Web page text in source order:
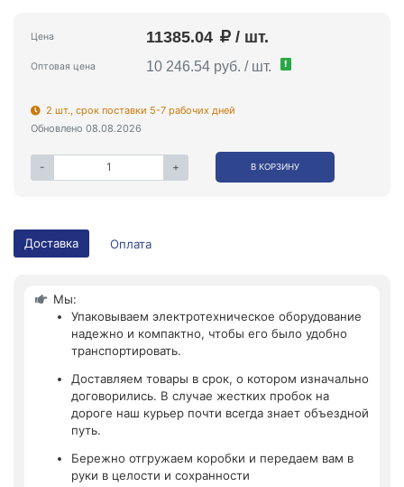
Цена 11385.04 / шт.
Оптовая цена 10 246.54 руб. / шт. !
2 шт., срок поставки 5-7 рабочих дней
Обновлено 08.08.2026
- + В КОРЗИНУ
Доставка Оплата
Мы:
Упаковываем электротехническое оборудование
надежно и компактно, чтобы его было удобно
транспортировать.
Доставляем товары в срок, о котором изначально
договорились. В случае жестких пробок на
дороге наш курьер почти всегда знает объездной
путь.
Бережно отгружаем коробки и передаем вам в
руки в целости и сохранности